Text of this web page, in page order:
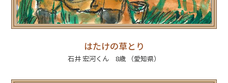
はたけの草とり
石井 宏河くん 8歳 （愛知県）